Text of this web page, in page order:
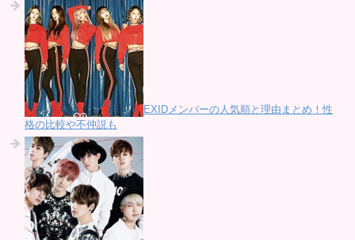
EXIDメンバーの人気順と理由まとめ！性
格の比較や不仲説も